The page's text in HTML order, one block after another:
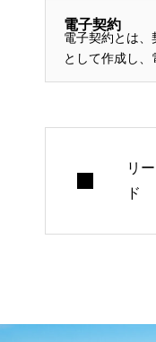
電子契約
電子契約とは、
として作成し、
利用して契約を
リー
ド